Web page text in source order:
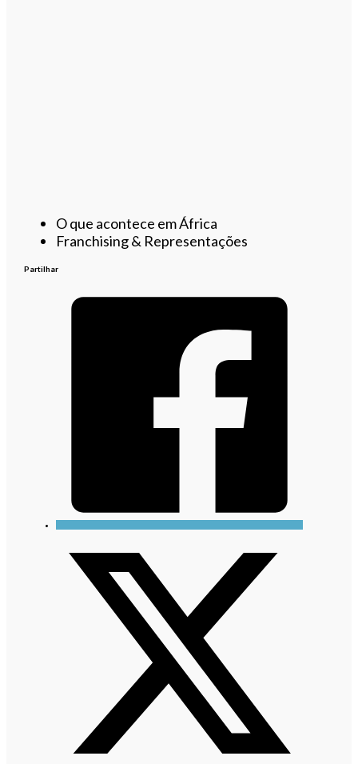
O que acontece em África
Franchising & Representações
Partilhar